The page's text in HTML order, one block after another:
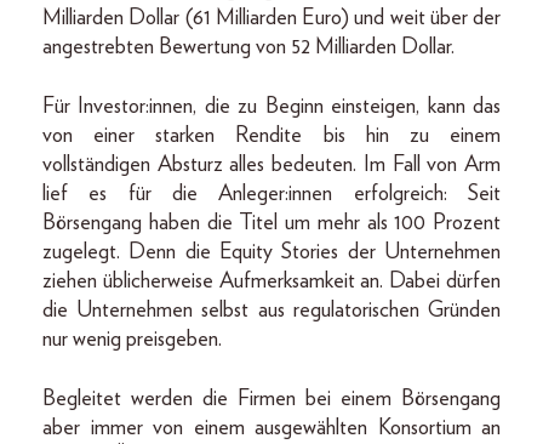
Milliarden Dollar (61 Milliarden Euro) und weit über der
angestrebten Bewertung von 52 Milliarden Dollar.
Für Investor:innen, die zu Beginn einsteigen, kann das
von einer starken Rendite bis hin zu einem
vollständigen Absturz alles bedeuten. Im Fall von Arm
lief es für die Anleger:innen erfolgreich: Seit
Börsengang haben die Titel um mehr als 100 Prozent
zugelegt. Denn die Equity Stories der Unternehmen
ziehen üblicherweise Aufmerksamkeit an. Dabei dürfen
die Unternehmen selbst aus regulatorischen Gründen
nur wenig preisgeben.
Begleitet werden die Firmen bei einem Börsengang
aber immer von einem ausgewählten Konsortium an